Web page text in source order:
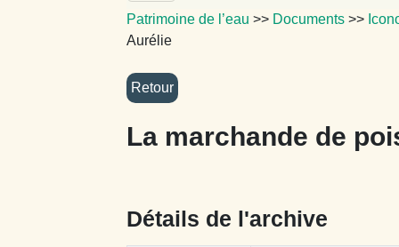
Patrimoine de l’eau >> Documents >>
Aurélie
La marchande de
Détails de l'archive